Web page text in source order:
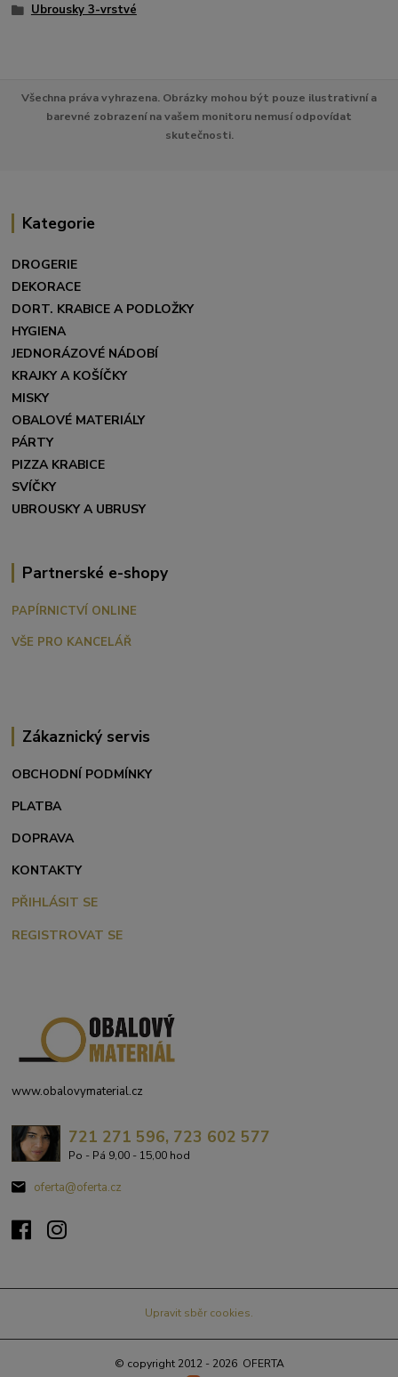
Ubrousky 3-vrstvé
Všechna práva vyhrazena. Obrázky mohou být pouze ilustrativní a
barevné zobrazení na vašem monitoru nemusí odpovídat
skutečnosti.
Kategorie
DROGERIE
DEKORACE
DORT. KRABICE A PODLOŽKY
HYGIENA
JEDNORÁZOVÉ NÁDOBÍ
KRAJKY A KOŠÍČKY
MISKY
OBALOVÉ MATERIÁLY
PÁRTY
PIZZA KRABICE
SVÍČKY
UBROUSKY A UBRUSY
Partnerské e-shopy
PAPÍRNICTVÍ ONLINE
VŠE PRO KANCELÁŘ
Zákaznický servis
OBCHODNÍ PODMÍNKY
PLATBA
DOPRAVA
KONTAKTY
PŘIHLÁSIT SE
REGISTROVAT SE
www.obalovymaterial.cz
721 271 596, 723 602 577
Po - Pá 9,00 - 15,00 hod
oferta@oferta.cz
Upravit sběr cookies.
© copyright 2012 - 2026 OFERTA